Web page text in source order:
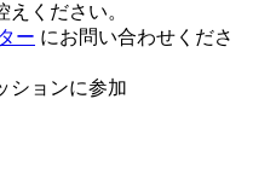
ください。
ー にお問い合わせくださ
ションに参加